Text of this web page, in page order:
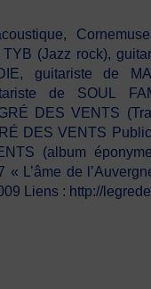
(Jazz rock),
guitariste de
de SOUL
DES VENTS
DES VENTS
(album
« L’âme de
Liens : http://